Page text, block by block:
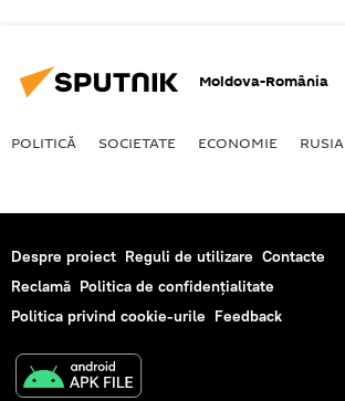
Moldova-România
POLITICĂ SOCIETATE ECONOMIE RUSIA
Despre proiect Reguli de utilizare Contacte
Reclamă Politica de confidențialitate
Politica privind cookie-urile Feedback